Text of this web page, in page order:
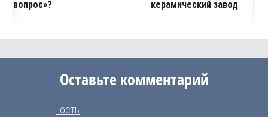
вопрос»?
керамический завод
Оставьте комментарий
Гость